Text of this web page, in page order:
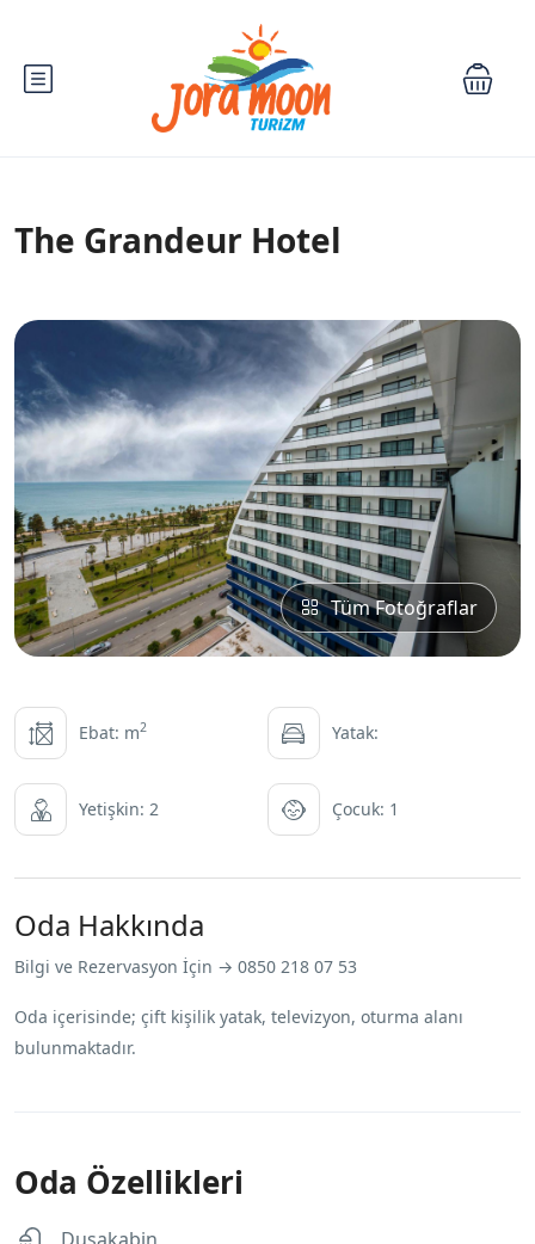
The Grandeur Hotel
Tüm Fotoğraflar
Ebat: m2 Yatak:
Yetişkin: 2 Çocuk: 1
Oda Hakkında
Bilgi ve Rezervasyon İçin → 0850 218 07 53
Oda içerisinde; çift kişilik yatak, televizyon, oturma alanı
bulunmaktadır.
Oda Özellikleri